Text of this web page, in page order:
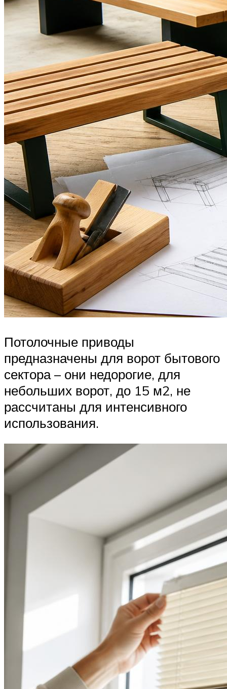
Потолочные приводы
предназначены для ворот бытового
сектора – они недорогие, для
небольших ворот, до 15 м2, не
рассчитаны для интенсивного
использования.